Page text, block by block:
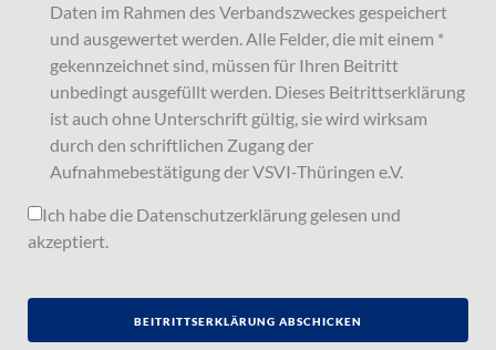
Daten im Rahmen des Verbandszweckes gespeichert
und ausgewertet werden. Alle Felder, die mit einem *
gekennzeichnet sind, müssen für Ihren Beitritt
unbedingt ausgefüllt werden. Dieses Beitrittserklärung
ist auch ohne Unterschrift gültig, sie wird wirksam
durch den schriftlichen Zugang der
Aufnahmebestätigung der VSVI-Thüringen e.V.
Ich habe die Datenschutzerklärung gelesen und
akzeptiert.